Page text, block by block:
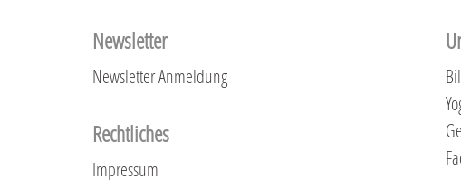
Newsletter
Newsletter Anmeldung
Rechtliches
Impressum